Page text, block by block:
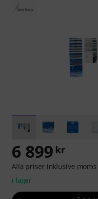
6 899 kr
Alla priser inklusive moms
i lager